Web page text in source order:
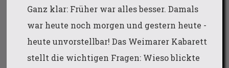
Ganz klar: Früher war alles besser. Damals
war heute noch morgen und gestern heute -
heute unvorstellbar! Das Weimarer Kabarett
stellt die wichtigen Fragen: Wieso blickte